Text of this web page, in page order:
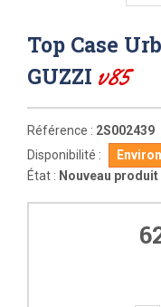
Top Case
GUZZI v85
Référence : 2S002439
Disponibilité :
État : Nouveau produit